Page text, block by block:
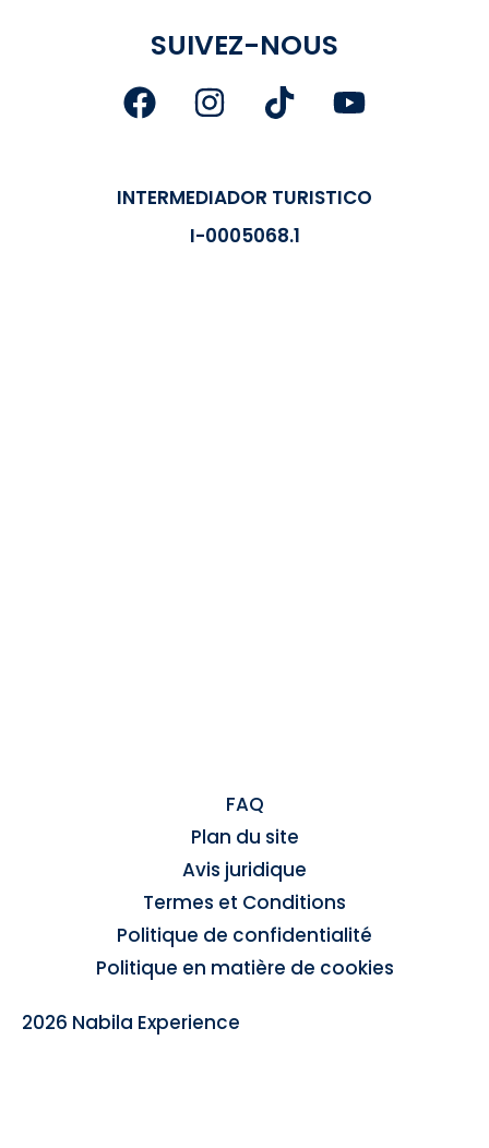
SUIVEZ-NOUS
INTERMEDIADOR TURISTICO
I-0005068.1
FAQ
Plan du site
Avis juridique
Termes et Conditions
Politique de confidentialité
Politique en matière de cookies
2026 Nabila Experience